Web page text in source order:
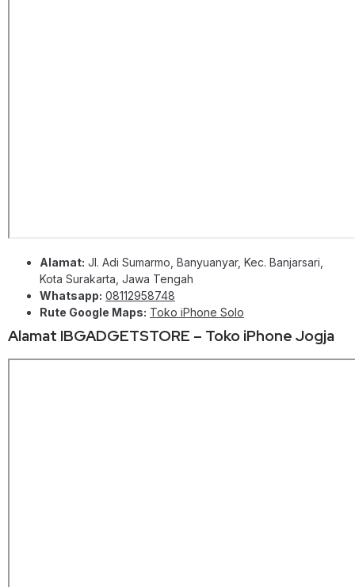
Alamat: Jl. Adi Sumarmo, Banyuanyar, Kec. Banjarsari,
Kota Surakarta, Jawa Tengah
Whatsapp: 08112958748
Rute Google Maps: Toko iPhone Solo
Alamat IBGADGETSTORE – Toko iPhone Jogja